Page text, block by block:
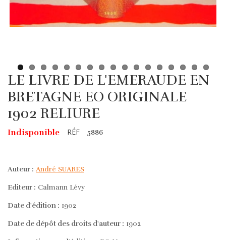
LE LIVRE DE L'EMERAUDE EN
BRETAGNE EO ORIGINALE
1902 RELIURE
Indisponible RÉF 5886
Auteur : André SUARES
Editeur : Calmann Lévy
Date d'édition : 1902
Date de dépôt des droits d'auteur : 1902